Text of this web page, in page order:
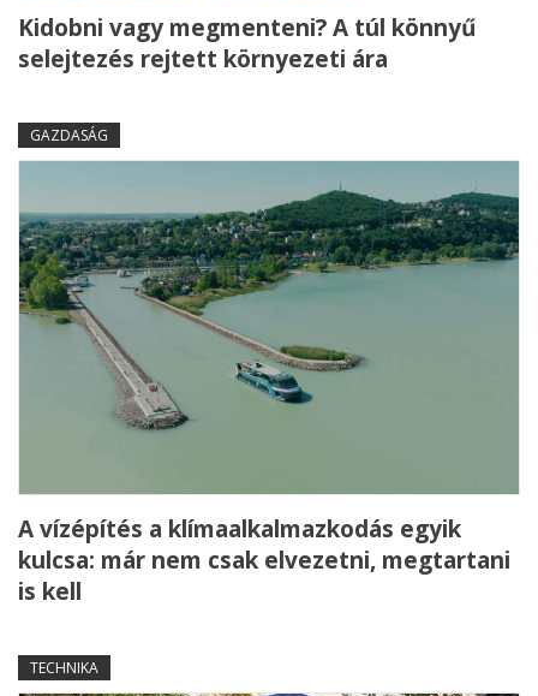
Kidobni vagy megmenteni? A túl könnyű
selejtezés rejtett környezeti ára
GAZDASÁG
A vízépítés a klímaalkalmazkodás egyik
kulcsa: már nem csak elvezetni, megtartani
is kell
TECHNIKA